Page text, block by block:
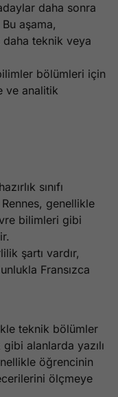
daha sonra
aşama,
daha teknik veya
bölümleri için
ve analitik
sınıfı
genellikle
bilimleri gibi
şartı vardır,
Fransızca
teknik bölümler
alanlarda yazılı
öğrencinin
ölçmeye